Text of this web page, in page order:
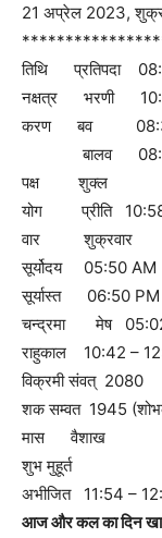
21 अप्रेल 2023,
तिथि प्रतिपदा
नक्षत्र भरणी
करण बव
बालव
पक्ष शुक्ल
योग प्रीति
वार शुक्रवार
सूर्योदय 05:50 AM
सूर्यास्त 06:50 PM
चन्द्रमा मेष
राहुकाल 10:42 –
विक्रमी संवत् 2080
शक सम्वत 1945
मास वैशाख
शुभ मुहूर्त
अभीजित 11:54 –
आज और कल का दिन